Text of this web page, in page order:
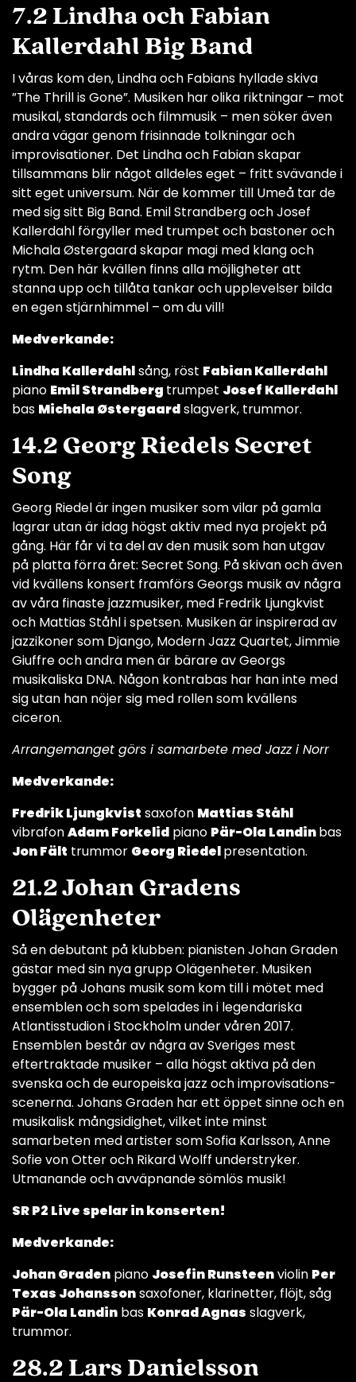
7.2 Lindha och Fabian
Kallerdahl Big Band
I våras kom den, Lindha och Fabians hyllade skiva
”The Thrill is Gone”. Musiken har olika riktningar – mot
musikal, standards och filmmusik – men söker även
andra vägar genom frisinnade tolkningar och
improvisationer. Det Lindha och Fabian skapar
tillsammans blir något alldeles eget – fritt svävande i
sitt eget universum. När de kommer till Umeå tar de
med sig sitt Big Band. Emil Strandberg och Josef
Kallerdahl förgyller med trumpet och bastoner och
Michala Østergaard skapar magi med klang och
rytm. Den här kvällen finns alla möjligheter att
stanna upp och tillåta tankar och upplevelser bilda
en egen stjärnhimmel – om du vill!
Medverkande:
Lindha Kallerdahlsång, röst Fabian Kallerdahl
piano Emil Strandberg trumpet Josef Kallerdahl
bas Michala Østergaardslagverk, trummor.
14.2 Georg Riedels Secret
Song
Georg Riedel är ingen musiker som vilar på gamla
lagrar utan är idag högst aktiv med nya projekt på
gång. Här får vi ta del av den musik som han utgav
på platta förra året: Secret Song. På skivan och även
vid kvällens konsert framförs Georgs musik av några
av våra finaste jazzmusiker, med Fredrik Ljungkvist
och Mattias Ståhl i spetsen. Musiken är inspirerad av
jazzikoner som Django, Modern Jazz Quartet, Jimmie
Giuffre och andra men är bärare av Georgs
musikaliska DNA. Någon kontrabas har han inte med
sig utan han nöjer sig med rollen som kvällens
ciceron.
Arrangemanget görs i samarbete med Jazz i Norr
Medverkande:
Fredrik Ljungkvist saxofon Mattias Ståhl
vibrafonAdam Forkelid piano Pär-Ola Landinbas
Jon Fält trummor Georg Riedelpresentation.
21.2 Johan Gradens
Olägenheter
Så en debutant på klubben: pianisten Johan Graden
gästar med sin nya grupp Olägenheter. Musiken
bygger på Johans musik som kom till i mötet med
ensemblen och som spelades in i legendariska
Atlantisstudion i Stockholm under våren 2017.
Ensemblen består av några av Sveriges mest
eftertraktade musiker – alla högst aktiva på den
svenska och de europeiska jazz och improvisations-
scenerna. Johans Graden har ett öppet sinne och en
musikalisk mångsidighet, vilket inte minst
samarbeten med artister som Sofia Karlsson, Anne
Sofie von Otter och Rikard Wolff understryker.
Utmanande och avväpnande sömlös musik!
SR P2 Live spelar in konserten!
Medverkande:
Johan Graden piano Josefin Runsteenviolin Per
Texas Johanssonsaxofoner, klarinetter, flöjt, såg
Pär-Ola Landin bas Konrad Agnas slagverk,
trummor.
28.2 Lars Danielsson